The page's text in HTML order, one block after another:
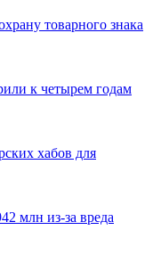
товарного знака
к четырем годам
хабов для
млн из-за вреда